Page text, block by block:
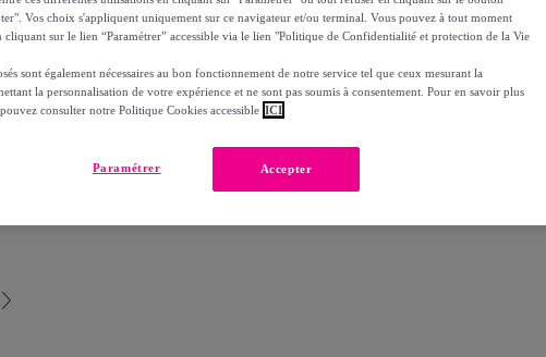
Modèle :Pranarom - Capsules Origan + - Bio - 30 capsules
1 Ajouter au panier
I Natural Health
Vos choix s'appliquent uniquement sur ce navigateur et/ou terminal. Vous pouvez à tout moment
sur le lien “Paramétrer” accessible via le lien "Politique de Confidentialité et protection de la Vie
sont également nécessaires au bon fonctionnement de notre service tel que ceux mesurant la
la personnalisation de votre expérience et ne sont pas soumis à consentement. Pour en savoir plus
consulter notre Politique Cookies accessible ICI
Accepter
Paramétrer